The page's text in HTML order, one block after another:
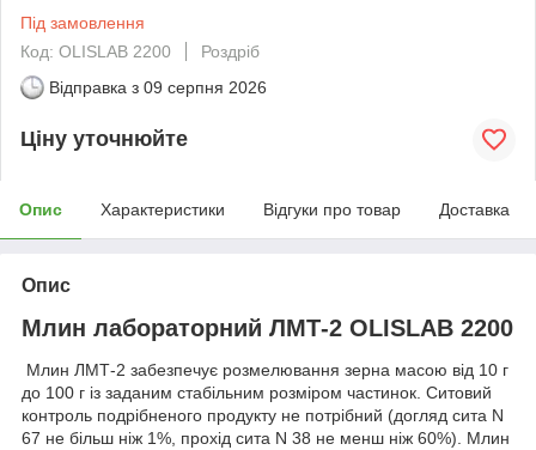
Під замовлення
Код: OLISLAB 2200
Роздріб
Відправка з 09 серпня 2026
Ціну уточнюйте
Опис Характеристики Відгуки про товар Доставка
Опис
Млин лабораторний ЛМТ-2 OLISLAB 2200
Млин ЛМТ-2 забезпечує розмелювання зерна масою від 10 г
до 100 г із заданим стабільним розміром частинок. Ситовий
контроль подрібненого продукту не потрібний (догляд сита N
67 не більш ніж 1%, прохід сита N 38 не менш ніж 60%). Млин